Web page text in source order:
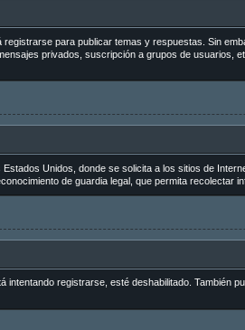
para publicar temas y respuestas. Sin
privados, suscripción a grupos de usuarios,
Unidos, donde se solicita a los sitios de
de guardia legal, que permita recolectar
registrarse, esté deshabilitado. También